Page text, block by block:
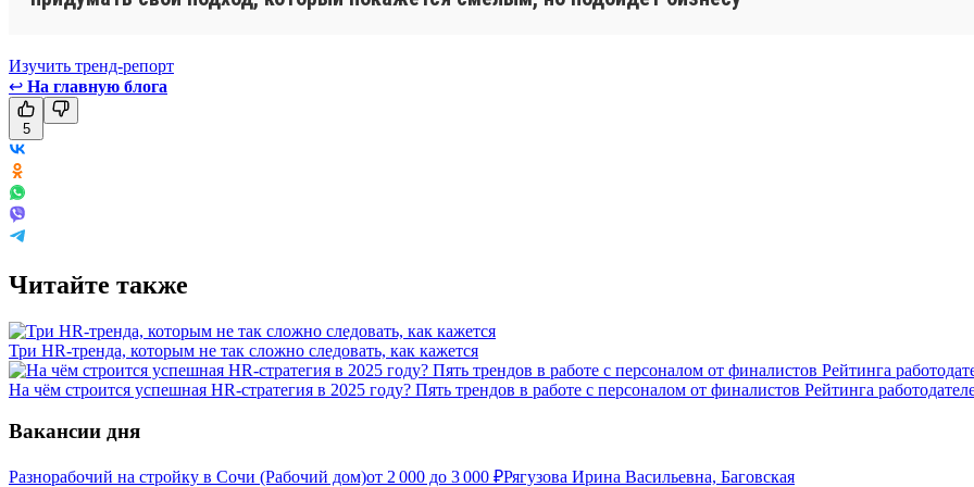
Изучить тренд-репорт
↩ На главную блога
5
Читайте также
Три HR-тренда, которым не так сложно следовать, как кажется
На чём строится успешная HR-стратегия в 2025 году? Пять трендов в работе с персоналом от финалистов Рейтинга
Вакансии дня
Разнорабочий на стройку в Сочи (Рабочий дом)от 2 000 до 3 000 ₽Рягузова Ирина Васильевна, Баговская